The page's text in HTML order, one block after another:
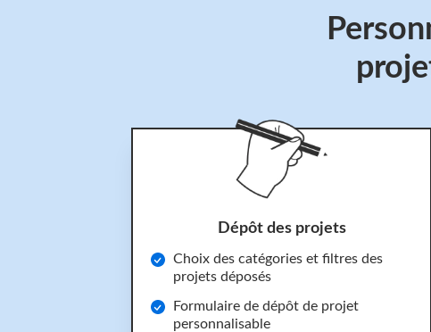
Dépôt des projets
Choix des catégories et filtres des
projets déposés
Formulaire de dépôt de projet
personnalisable